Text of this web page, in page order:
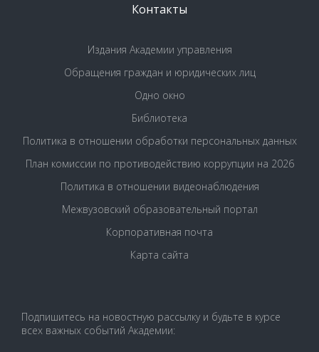
Контакты
Издания Академии управления
Обращения граждан и юридических лиц
Одно окно
Библиотека
Политика в отношении обработки персональных данных
План комиссии по противодействию коррупции на 2026
Политика в отношении видеонаблюдения
Межвузовский образовательный портал
Корпоративная почта
Карта сайта
Подпишитесь на новостную рассылку и будьте в курсе
всех важных событий Академии: